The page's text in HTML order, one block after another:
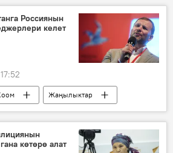
Россиянын
келет
Жаңылыктар
мастер-класс
көтөрө алат